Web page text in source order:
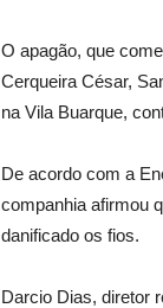
O apagão, que
Cerqueira César,
na Vila Buarque,
De acordo com a
companhia afirmou
danificado os fios.
Darcio Dias, diretor